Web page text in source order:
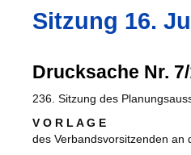
Sitzung 16.
Drucksache Nr.
236. Sitzung des
V O R L A G E
des Verbandsvorsitzenden an